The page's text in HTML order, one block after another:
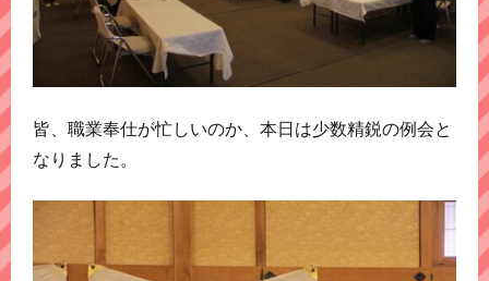
皆、職業奉仕が忙しいのか、本日は少数精鋭の例会と
なりました。